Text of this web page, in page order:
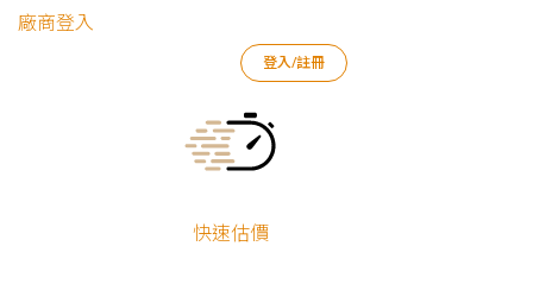
廠商登入
登入/註冊
快速估價
Current:
快速裝潢估價